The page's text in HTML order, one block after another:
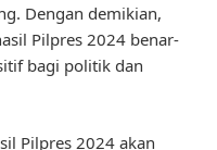
Dengan demikian,
Pilpres 2024 benar-
bagi politik dan
Pilpres 2024 akan